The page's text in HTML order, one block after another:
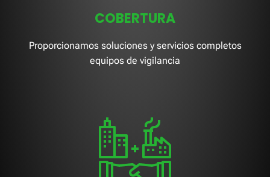
COBERTURA
Proporcionamos soluciones y servicios completos
equipos de vigilancia